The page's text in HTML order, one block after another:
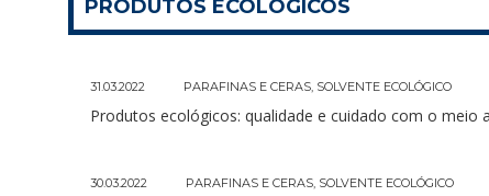
PRODUTOS ECOLÓGICOS
31.03.2022 PARAFINAS E CERAS, SOLVENTE ECOLÓGICO
Produtos ecológicos: qualidade e cuidado com o meio
30.03.2022 PARAFINAS E CERAS, SOLVENTE ECOLÓGICO